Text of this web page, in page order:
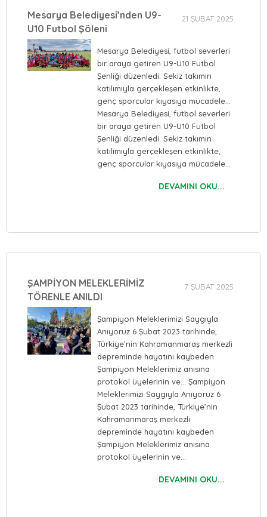
21 ŞUBAT 2025
Mesarya Belediyesi’nden U9-
U10 Futbol Şöleni
Mesarya Belediyesi, futbol severleri
bir araya getiren U9-U10 Futbol
Şenliği düzenledi. Sekiz takımın
katılımıyla gerçekleşen etkinlikte,
genç sporcular kıyasıya mücadele…
Mesarya Belediyesi, futbol severleri
bir araya getiren U9-U10 Futbol
Şenliği düzenledi. Sekiz takımın
katılımıyla gerçekleşen etkinlikte,
genç sporcular kıyasıya mücadele…
DEVAMINI OKU...
7 ŞUBAT 2025
ŞAMPİYON MELEKLERİMİZ
TÖRENLE ANILDI
Şampiyon Meleklerimizi Saygıyla
Anıyoruz 6 Şubat 2023 tarihinde,
Türkiye’nin Kahramanmaraş merkezli
depreminde hayatını kaybeden
Şampiyon Meleklerimiz anısına
protokol üyelerinin ve… Şampiyon
Meleklerimizi Saygıyla Anıyoruz 6
Şubat 2023 tarihinde, Türkiye’nin
Kahramanmaraş merkezli
depreminde hayatını kaybeden
Şampiyon Meleklerimiz anısına
protokol üyelerinin ve…
DEVAMINI OKU...